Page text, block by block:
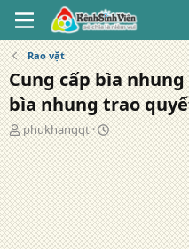
Rao vặt
Cung cấp bìa
bìa nhung trao
T
á
c
g
i
ả
phukhangqt
N
g
à
y
đ
ă
n
g